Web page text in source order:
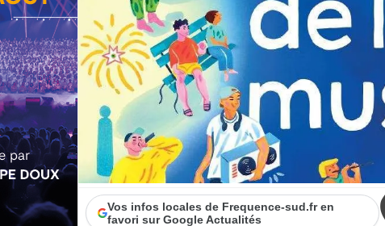
Vos infos locales de Frequence-sud.fr en
favori sur Google Actualités